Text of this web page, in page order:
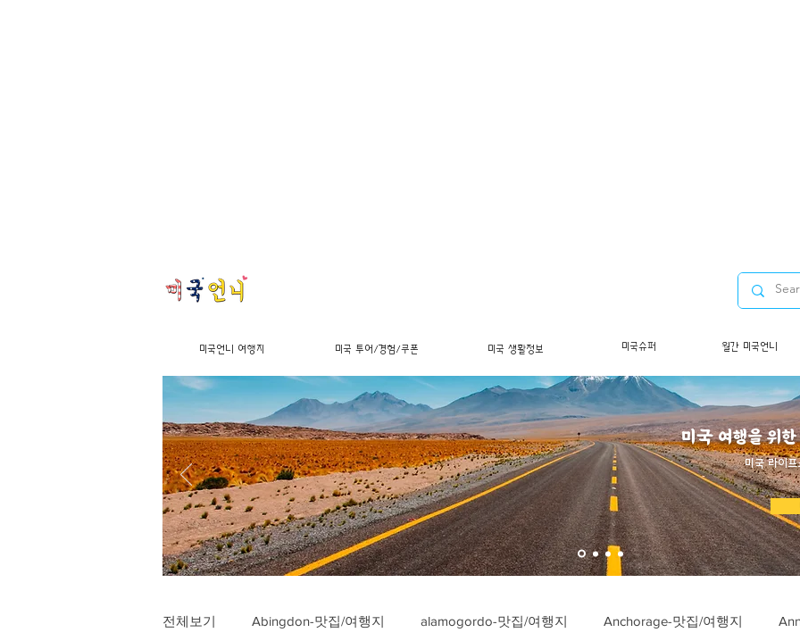
미국 여행을 위
미국 라이
전체보기 Abingdon-맛집/여행지 alamogordo-맛집/여행지 Anchorage-맛집/여행지
미국언니 여행지 미국 투어/경험/쿠폰 미국 생활정보 미국슈퍼 월간 미국언니